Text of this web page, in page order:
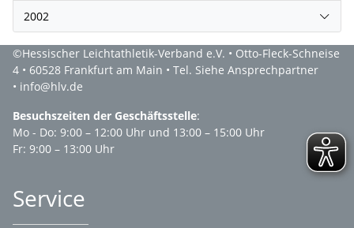
2002
©Hessischer Leichtathletik-Verband e.V. • Otto-Fleck-Schneise
4 • 60528 Frankfurt am Main • Tel. Siehe Ansprechpartner
• info@hlv.de
Besuchszeiten der Geschäftsstelle:
Mo - Do: 9:00 – 12:00 Uhr und 13:00 – 15:00 Uhr
Fr: 9:00 – 13:00 Uhr
Service